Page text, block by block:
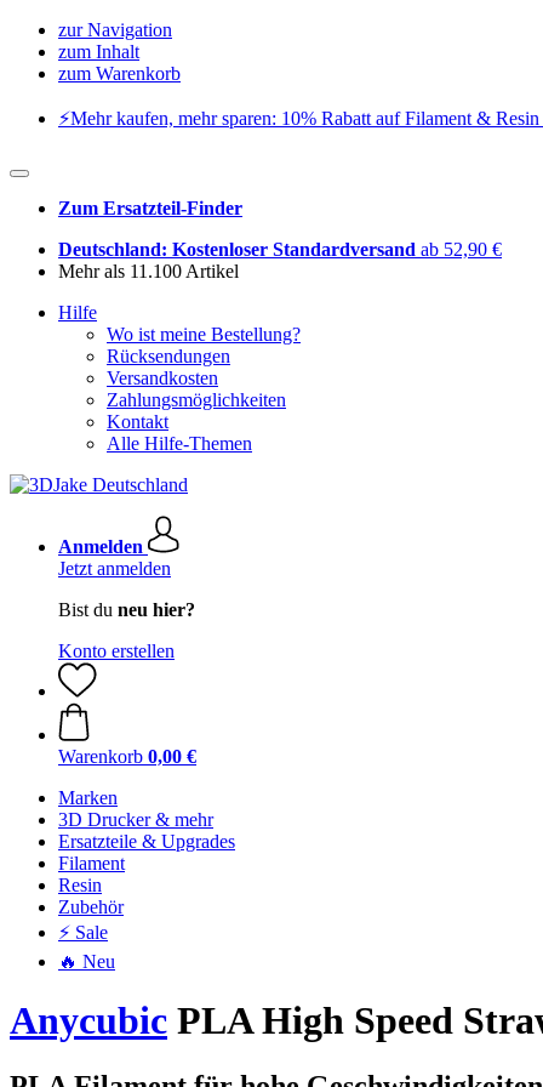
zur Navigation
zum Inhalt
zum Warenkorb
⚡️Mehr kaufen, mehr sparen: 10% Rabatt auf Filament &
Zum Ersatzteil-Finder
Deutschland: Kostenloser Standardversand ab 52,90 €
Mehr als 11.100 Artikel
Hilfe
Wo ist meine Bestellung?
Rücksendungen
Versandkosten
Zahlungsmöglichkeiten
Kontakt
Alle Hilfe-Themen
Anmelden
Jetzt anmelden
Bist du neu hier?
Konto erstellen
Warenkorb 0,00 €
Marken
3D Drucker & mehr
Ersatzteile & Upgrades
Filament
Resin
Zubehör
⚡ Sale
🔥 Neu
Anycubic PLA High Speed